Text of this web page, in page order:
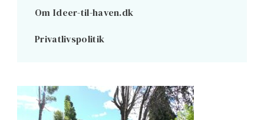
Om Ideer-til-haven.dk
Privatlivspolitik